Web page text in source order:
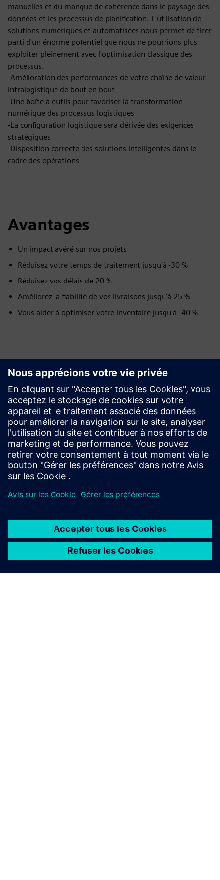
manuelles et du manque de cohérence dans le paysage des
données et les processus de planification. L'utilisation de
solutions numériques et automatisées nous permet de tirer
parti d'un énorme potentiel que nous ne pourrions plus
exploiter pleinement avec l'optimisation classique des
processus.
-Amélioration des performances de votre chaîne de valeur
intralogistique de bout en bout
-Une boîte à outils pour favoriser la transformation
numérique des processus logistiques
-La configuration logistique sera dérivée des exigences
stratégiques
-Disposition correcte des solutions intelligentes dans le
cadre des opérations
Avantages
Un impact avéré sur nos projets
Réduisez votre temps de traitement jusqu'à -30 %
Réduisez vos délais de 20 %
Améliorez la fiabilité de vos livraisons jusqu'à 25 %
Vous aider à optimiser votre inventaire jusqu'à -40 %
Explorer les ressources et
les produits connexes
Prérequis
Aucune